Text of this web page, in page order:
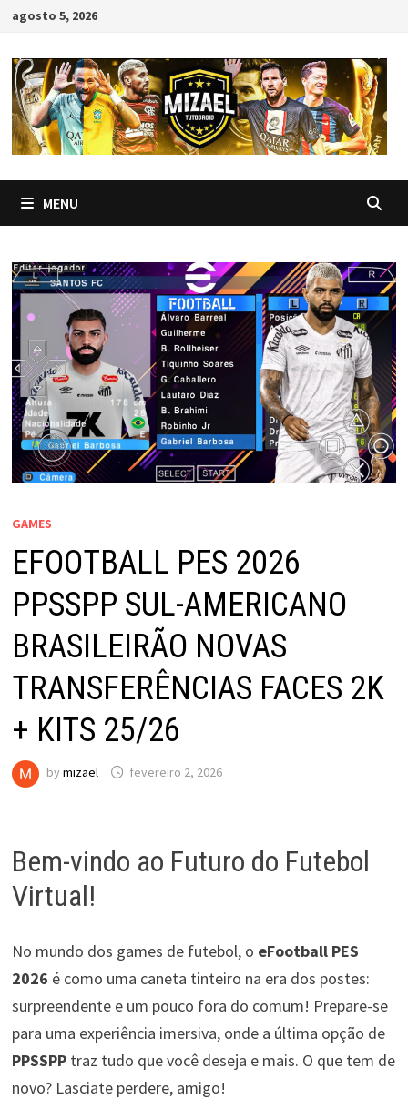
Skip
content
agosto 5, 2026
MENU
GAMES
EFOOTBALL PES 2026
PPSSPP SUL-AMERICANO
BRASILEIRÃO NOVAS
TRANSFERÊNCIAS FACES 2K
+ KITS 25/26
by mizael fevereiro 2, 2026
Bem-vindo ao Futuro do Futebol
Virtual!
No mundo dos games de futebol, o eFootball PES
2026 é como uma caneta tinteiro na era dos postes:
surpreendente e um pouco fora do comum! Prepare-se
para uma experiência imersiva, onde a última opção de
PPSSPPtraz tudo que você deseja e mais. O que tem de
novo? Lasciate perdere, amigo!